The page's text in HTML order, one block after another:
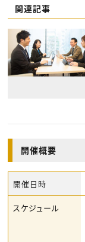
関連記事
開催概要
開催日時
スケジュール